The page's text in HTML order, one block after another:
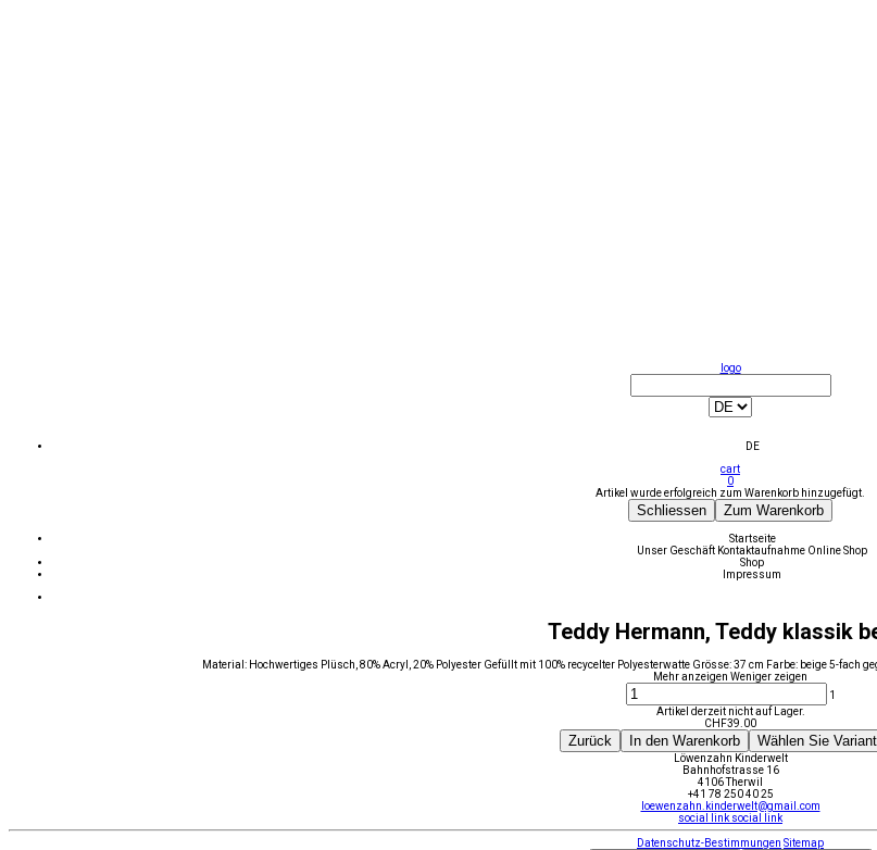
logo
DE
cart
0
Artikel wurde erfolgreich zum Warenkorb hinzugefügt.
Schliessen Zum Warenkorb
Startseite
Unser Geschäft Kontaktaufnahme Online Shop
Shop
Impressum
Teddy Hermann, Teddy klassik
Material: Hochwertiges Plüsch, 80% Acryl, 20% Polyester Gefüllt mit 100% recycelter Polyesterwatte Grösse: 37 cm Farbe: beige 5-
Mehr anzeigen Weniger zeigen
1
Artikel derzeit nicht auf Lager.
CHF39.00
Zurück In den Warenkorb Wählen Sie
Löwenzahn Kinderwelt
Bahnhofstrasse 16
4106 Therwil
+41 78 250 40 25
loewenzahn.kinderwelt@gmail.com
social link social link
Datenschutz-Bestimmungen Sitemap